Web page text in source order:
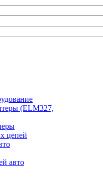
(ELM327,
цепей
авто